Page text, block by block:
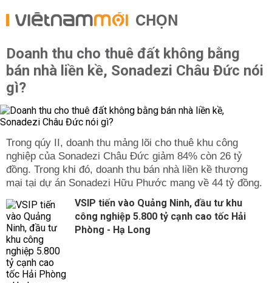
CHỌN
Doanh thu cho thuê đất không bằng
bán nhà liền kề, Sonadezi Châu Đức nói
gì?
Trong qúy II, doanh thu mảng lõi cho thuê khu công
nghiệp của Sonadezi Châu Đức giảm 84% còn 26 tỷ
đồng. Trong khi đó, doanh thu bán nhà liền kề thương
mại tại dự án Sonadezi Hữu Phước mang về 44 tỷ đồng.
VSIP tiến vào Quảng Ninh, đầu tư khu
công nghiệp 5.800 tỷ cạnh cao tốc Hải
Phòng - Hạ Long